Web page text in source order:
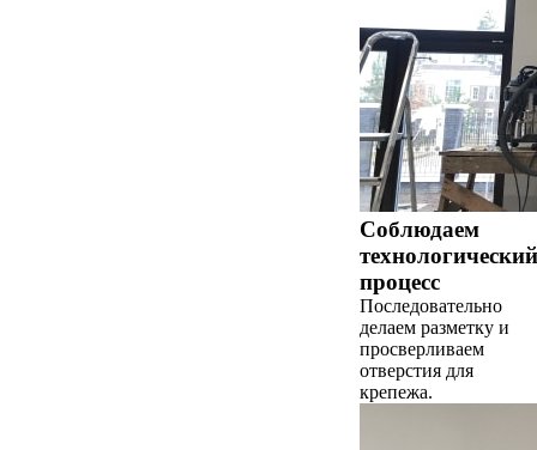
Соблюдаем
технологический
процесс
Последовательно
делаем разметку и
просверливаем
отверстия для
крепежа.